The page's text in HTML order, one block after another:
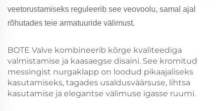
veetorustamiseks reguleerib see veovoolu, samal ajal
rõhutades teie armatuuride välimust.
BOTE Valve kombineerib kõrge kvaliteediga
valmistamise ja kaasaegse disaini. See kromitud
messingist nurgaklapp on loodud pikaajaliseks
kasutamiseks, tagades usaldusväärsuse, lihtsa
kasutamise ja elegantse välimuse igasse ruumi.